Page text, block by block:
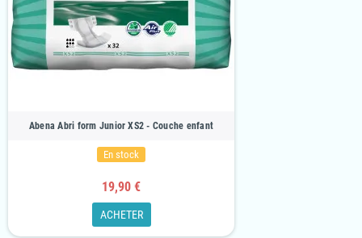
Abena Abri form Junior XS2 - Couche enfant
En stock
19,90 €
ACHETER